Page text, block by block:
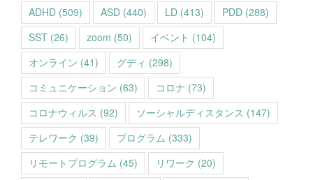
ADHD (509) ASD (440) LD (413) PDD (288)
SST (26) zoom (50) イベント (104)
オンライン (41) グディ (298)
コミュニケーション (63) コロナ (73)
コロナウィルス (92) ソーシャルディスタンス (147)
テレワーク (39) プログラム (333)
リモートプログラム (45) リワーク (20)